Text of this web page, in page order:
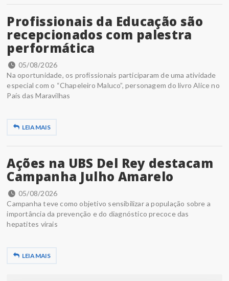
Profissionais da Educação são
recepcionados com palestra
performática
05/08/2026
Na oportunidade, os profissionais participaram de uma atividade
especial com o “Chapeleiro Maluco”, personagem do livro Alice no
País das Maravilhas
LEIA MAIS
Ações na UBS Del Rey destacam
Campanha Julho Amarelo
05/08/2026
Campanha teve como objetivo sensibilizar a população sobre a
importância da prevenção e do diagnóstico precoce das
hepatites virais
LEIA MAIS